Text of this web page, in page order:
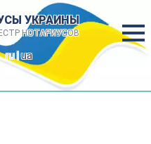
УКРАИНЫ
НОТАРИУСОВ
ru |ua